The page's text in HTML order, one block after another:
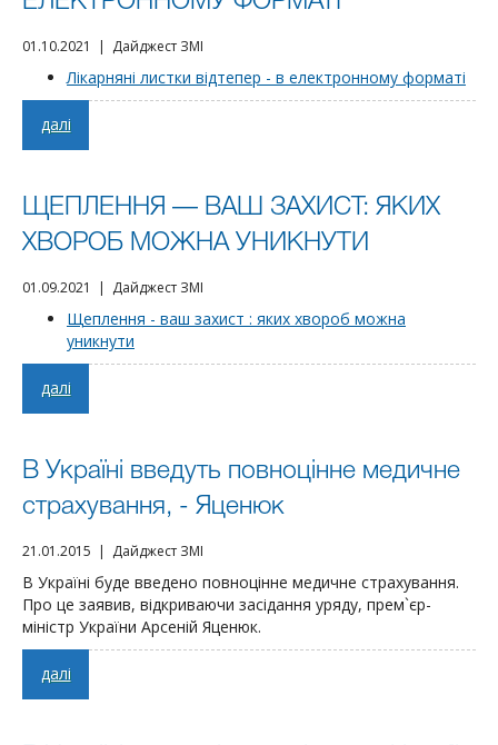
01.10.2021 | Дайджест ЗМІ
Лікарняні листки відтепер - в електронному форматі
далі
ЩЕПЛЕННЯ — ВАШ ЗАХИСТ: ЯКИХ
ХВОРОБ МОЖНА УНИКНУТИ
01.09.2021 | Дайджест ЗМІ
Щеплення - ваш захист : яких хвороб можна
уникнути
далі
В Україні введуть повноцінне медичне
страхування, - Яценюк
21.01.2015 | Дайджест ЗМІ
В Україні буде введено повноцінне медичне страхування.
Про це заявив, відкриваючи засідання уряду, прем`єр-
міністр України Арсеній Яценюк.
далі